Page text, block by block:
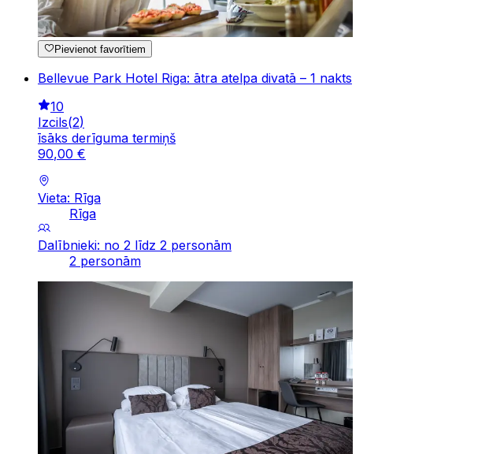
Pievienot favorītiem
Bellevue Park Hotel Riga: ātra atelpa divatā – 1 nakts
10
Izcils(2)
īsāks derīguma termiņš
90,00 €
Vieta: Rīga
Rīga
Dalībnieki: no 2 līdz 2 personām
2 personām